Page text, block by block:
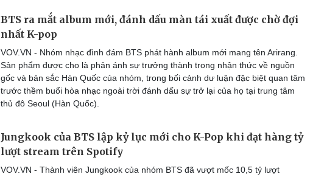
BTS ra mắt album mới, đánh dấu màn tái xuất được chờ đợi
nhất K-pop
VOV.VN - Nhóm nhạc đình đám BTS phát hành album mới mang tên Arirang.
Sản phẩm được cho là phản ánh sự trưởng thành trong nhận thức về nguồn
gốc và bản sắc Hàn Quốc của nhóm, trong bối cảnh dư luận đặc biệt quan tâm
trước thềm buổi hòa nhạc ngoài trời đánh dấu sự trở lại của họ tại trung tâm
thủ đô Seoul (Hàn Quốc).
Jungkook của BTS lập kỷ lục mới cho K-Pop khi đạt hàng tỷ
lượt stream trên Spotify
VOV.VN - Thành viên Jungkook của nhóm BTS đã vượt mốc 10,5 tỷ lượt